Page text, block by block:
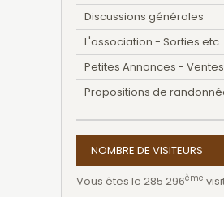
Discussions générales
L'association - Sorties
Petites Annonces - Ventes
Propositions de
NOMBRE DE VISITEURS
Vous êtes le 285 296ème